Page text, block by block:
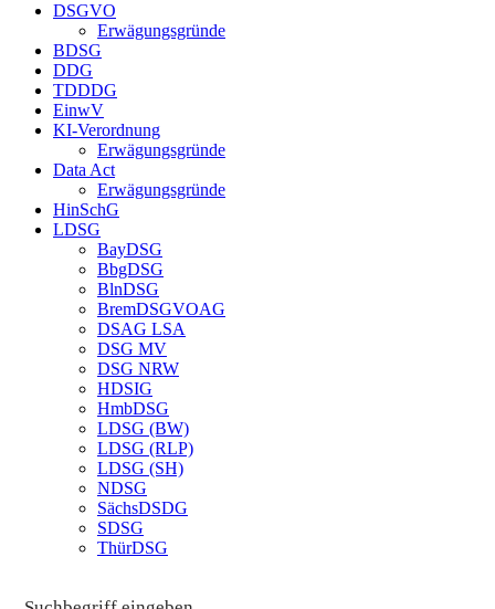
DSGVO
Erwägungsgründe
BDSG
DDG
TDDDG
EinwV
KI-Verordnung
Erwägungsgründe
Data Act
Erwägungsgründe
HinSchG
LDSG
BayDSG
BbgDSG
BlnDSG
BremDSGVOAG
DSAG LSA
DSG MV
DSG NRW
HDSIG
HmbDSG
LDSG (BW)
LDSG (RLP)
LDSG (SH)
NDSG
SächsDSDG
SDSG
ThürDSG